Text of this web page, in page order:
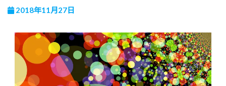
2018年11月27日